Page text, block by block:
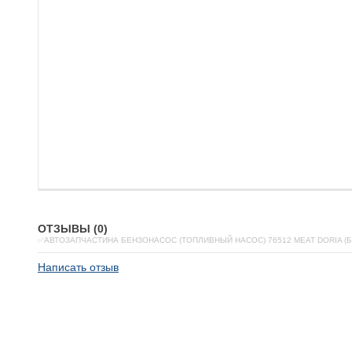
ОТЗЫВЫ (0)
✅АВТОЗАПЧАСТИНА БЕНЗОНАСОС (ТОПЛИВНЫЙ НАСОС) 76512 MEAT DORIA
Написать отзыв